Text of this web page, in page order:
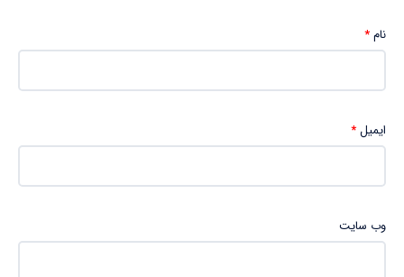
نام*
ایمیل*
وب‌ سایت